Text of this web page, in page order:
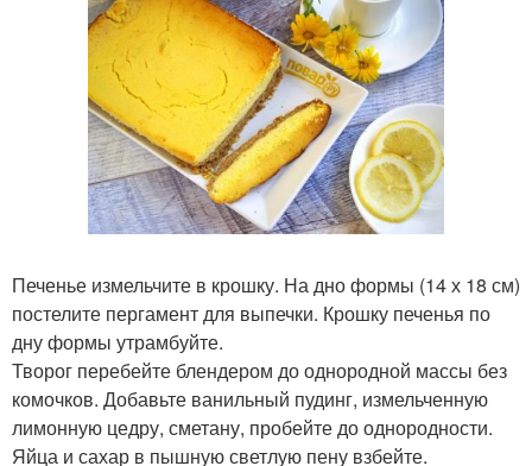
Печенье измельчите в крошку. На дно формы (14 х 18 см)
постелите пергамент для выпечки. Крошку печенья по
дну формы утрамбуйте.
Творог перебейте блендером до однородной массы без
комочков. Добавьте ванильный пудинг, измельченную
лимонную цедру, сметану, пробейте до однородности.
Яйца и сахар в пышную светлую пену взбейте.